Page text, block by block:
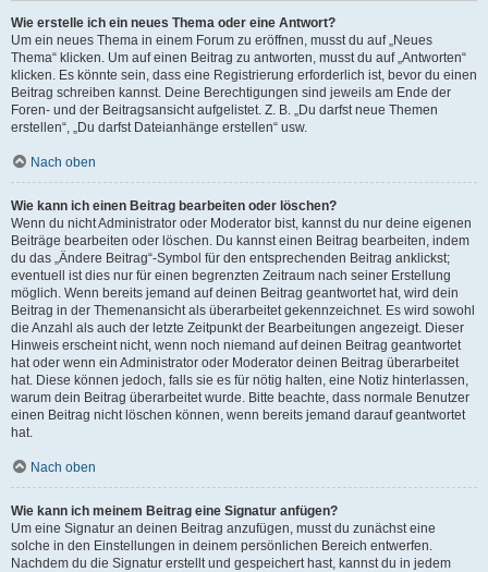
Wie erstelle ich ein neues Thema oder eine Antwort?
Um ein neues Thema in einem Forum zu eröffnen, musst du auf „Neues
Thema“ klicken. Um auf einen Beitrag zu antworten, musst du auf „Antworten“
klicken. Es könnte sein, dass eine Registrierung erforderlich ist, bevor du einen
Beitrag schreiben kannst. Deine Berechtigungen sind jeweils am Ende der
Foren- und der Beitragsansicht aufgelistet. Z. B. „Du darfst neue Themen
erstellen“, „Du darfst Dateianhänge erstellen“ usw.
Nach oben
Wie kann ich einen Beitrag bearbeiten oder löschen?
Wenn du nicht Administrator oder Moderator bist, kannst du nur deine eigenen
Beiträge bearbeiten oder löschen. Du kannst einen Beitrag bearbeiten, indem
du das „Ändere Beitrag“-Symbol für den entsprechenden Beitrag anklickst;
eventuell ist dies nur für einen begrenzten Zeitraum nach seiner Erstellung
möglich. Wenn bereits jemand auf deinen Beitrag geantwortet hat, wird dein
Beitrag in der Themenansicht als überarbeitet gekennzeichnet. Es wird sowohl
die Anzahl als auch der letzte Zeitpunkt der Bearbeitungen angezeigt. Dieser
Hinweis erscheint nicht, wenn noch niemand auf deinen Beitrag geantwortet
hat oder wenn ein Administrator oder Moderator deinen Beitrag überarbeitet
hat. Diese können jedoch, falls sie es für nötig halten, eine Notiz hinterlassen,
warum dein Beitrag überarbeitet wurde. Bitte beachte, dass normale Benutzer
einen Beitrag nicht löschen können, wenn bereits jemand darauf geantwortet
hat.
Nach oben
Wie kann ich meinem Beitrag eine Signatur anfügen?
Um eine Signatur an deinen Beitrag anzufügen, musst du zunächst eine
solche in den Einstellungen in deinem persönlichen Bereich entwerfen.
Nachdem du die Signatur erstellt und gespeichert hast, kannst du in jedem